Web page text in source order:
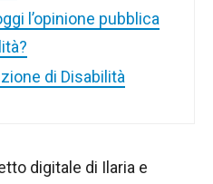
l’opinione pubblica
di Disabilità
digitale di Ilaria e